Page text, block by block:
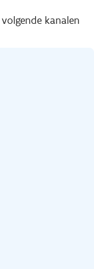
kanalen